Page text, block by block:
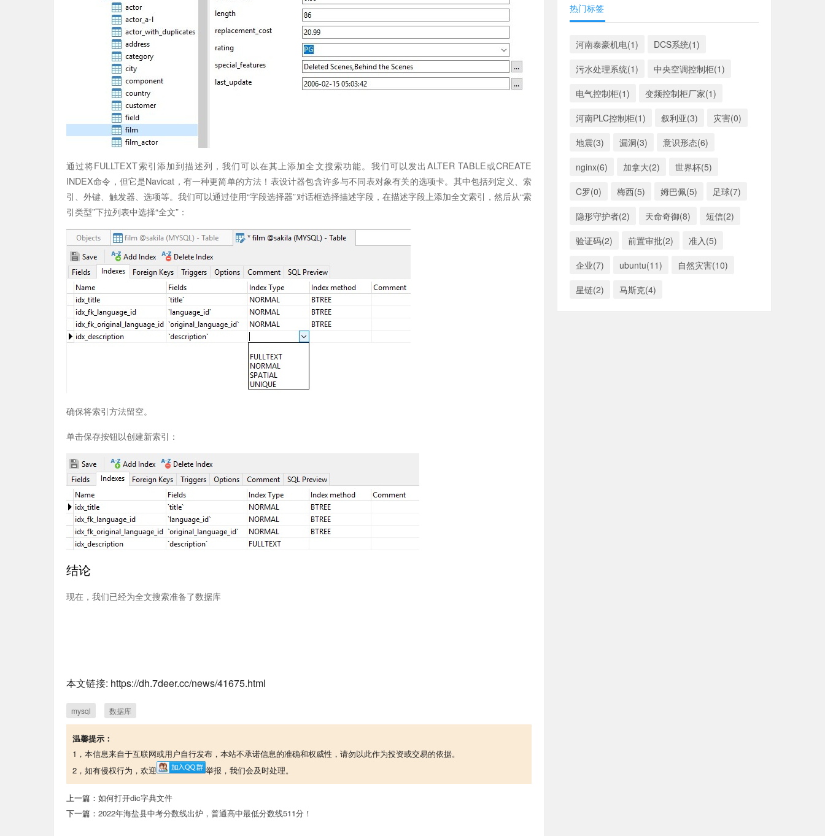
通过将FULLTEXT索引添加到描述列，我们可以在其上添加全文搜索功能。我们可以发出ALTER TABLE或CREATE
INDEX命令，但它是Navicat，有一种更简单的方法！表设计器包含许多与不同表对象有关的选项卡。其中包括列定义、索
引、外键、触发器、选项等。我们可以通过使用“字段选择器”对话框选择描述字段，在描述字段上添加全文索引，然后从“索
引类型”下拉列表中选择“全文”：
确保将索引方法留空。
单击保存按钮以创建新索引：
结论
现在，我们已经为全文搜索准备了数据库
本文链接: https://dh.7deer.cc/news/41675.html
mysql 数据库
温馨提示：
1，本信息来自于互联网或用户自行发布，本站不承诺信息的准确和权威性，请勿以此作为投资或交易的依据。
2，如有侵权行为，欢迎
举报，我们会及时处理。
上一篇： 如何打开dic字典文件
下一篇： 2022年海盐县中考分数线出炉，普通高中最低分数线511分！
热门标签
河南泰豪机电(1)
DCS系统(1)
污水处理系统(1)
中央空调控制柜(1)
电气控制柜(1)
变频控制柜厂家(1)
河南PLC控制柜(1)
叙利亚(3)
灾害(0)
地震(3)
漏洞(3)
意识形态(6)
nginx(6)
加拿大(2)
世界杯(5)
C罗(0)
梅西(5) 姆巴佩(5)
足球(7)
隐形守护者(2)
天命奇御(8)
短信(2)
验证码(2)
前置审批(2)
准入(5)
企业(7)
ubuntu(11)
自然灾害(10)
星链(2)
马斯克(4)